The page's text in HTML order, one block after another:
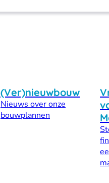
(Ver)nieuwbouw
Nieuws over onze
bouwplannen